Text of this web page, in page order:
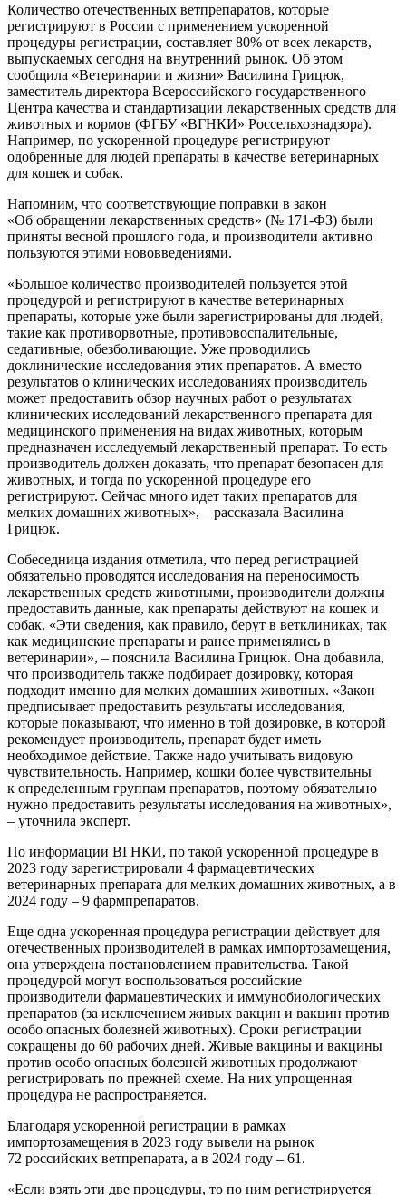
Количество отечественных ветпрепаратов, которые
регистрируют в России с применением ускоренной
процедуры регистрации, составляет 80% от всех лекарств,
выпускаемых сегодня на внутренний рынок. Об этом
сообщила «Ветеринарии и жизни» Василина Грицюк,
заместитель директора Всероссийского государственного
Центра качества и стандартизации лекарственных средств для
животных и кормов (ФГБУ «ВГНКИ» Россельхознадзора).
Например, по ускоренной процедуре регистрируют
одобренные для людей препараты в качестве ветеринарных
для кошек и собак.
Напомним, что соответствующие поправки в закон
«Об обращении лекарственных средств» (№ 171-ФЗ) были
приняты весной прошлого года, и производители активно
пользуются этими нововведениями.
«Большое количество производителей пользуется этой
процедурой и регистрируют в качестве ветеринарных
препараты, которые уже были зарегистрированы для людей,
такие как противорвотные, противовоспалительные,
седативные, обезболивающие. Уже проводились
доклинические исследования этих препаратов. А вместо
результатов о клинических исследованиях производитель
может предоставить обзор научных работ о результатах
клинических исследований лекарственного препарата для
медицинского применения на видах животных, которым
предназначен исследуемый лекарственный препарат. То есть
производитель должен доказать, что препарат безопасен для
животных, и тогда по ускоренной процедуре его
регистрируют. Сейчас много идет таких препаратов для
мелких домашних животных», – рассказала Василина
Грицюк.
Собеседница издания отметила, что перед регистрацией
обязательно проводятся исследования на переносимость
лекарственных средств животными, производители должны
предоставить данные, как препараты действуют на кошек и
собак. «Эти сведения, как правило, берут в ветклиниках, так
как медицинские препараты и ранее применялись в
ветеринарии», – пояснила Василина Грицюк. Она добавила,
что производитель также подбирает дозировку, которая
подходит именно для мелких домашних животных. «Закон
предписывает предоставить результаты исследования,
которые показывают, что именно в той дозировке, в которой
рекомендует производитель, препарат будет иметь
необходимое действие. Также надо учитывать видовую
чувствительность. Например, кошки более чувствительны
к определенным группам препаратов, поэтому обязательно
нужно предоставить результаты исследования на животных»,
– уточнила эксперт.
По информации ВГНКИ, по такой ускоренной процедуре в
2023 году зарегистрировали 4 фармацевтических
ветеринарных препарата для мелких домашних животных, а в
2024 году – 9 фармпрепаратов.
Еще одна ускоренная процедура регистрации действует для
отечественных производителей в рамках импортозамещения,
она утверждена постановлением правительства. Такой
процедурой могут воспользоваться российские
производители фармацевтических и иммунобиологических
препаратов (за исключением живых вакцин и вакцин против
особо опасных болезней животных). Сроки регистрации
сокращены до 60 рабочих дней. Живые вакцины и вакцины
против особо опасных болезней животных продолжают
регистрировать по прежней схеме. На них упрощенная
процедура не распространяется.
Благодаря ускоренной регистрации в рамках
импортозамещения в 2023 году вывели на рынок
72 российских ветпрепарата, а в 2024 году – 61.
«Если взять эти две процедуры, то по ним регистрируется